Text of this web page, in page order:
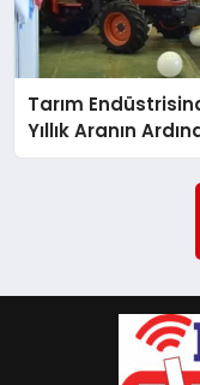
GÖKSUN
TÜRKOĞLU
Tarım
Yıllık Aranın
Açıyor!